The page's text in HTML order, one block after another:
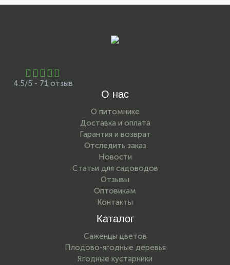
4.5/5 - 71 отзыв
О нас
О питомнике
Доставка и оплата
Гарантия и возврат
Отследить заказ
Новости
Статьи для садоводов
Отзывы
Оптовикам
Контакты
Каталог
Саженцы цветов
Плодово-ягодные деревья
Ягодные кустарники